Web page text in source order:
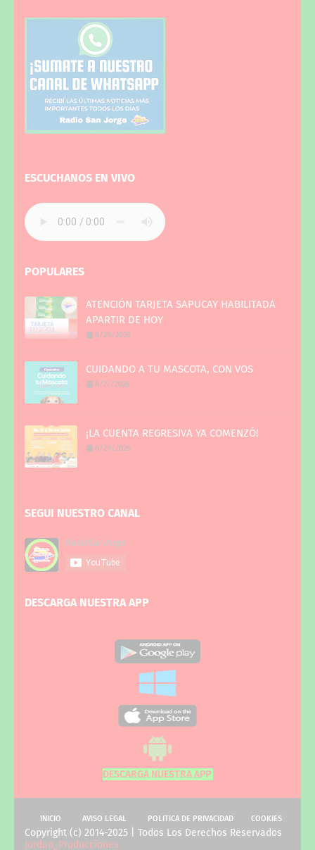
ESCUCHANOS EN VIVO
POPULARES
ATENCIÓN TARJETA SAPUCAY HABILITADA
APARTIR DE HOY
6/29/2026
CUIDANDO A TU MASCOTA, CON VOS
6/27/2026
¡LA CUENTA REGRESIVA YA COMENZÓ!
6/29/2026
SEGUI NUESTRO CANAL
DESCARGA NUESTRA APP
DESCARGA NUESTRA APP
INICIO AVISO LEGAL POLITICA DE PRIVACIDAD COOKIES
Copyright (c) 2014-2025 | Todos Los Derechos Reservados
Jordao_Producciones